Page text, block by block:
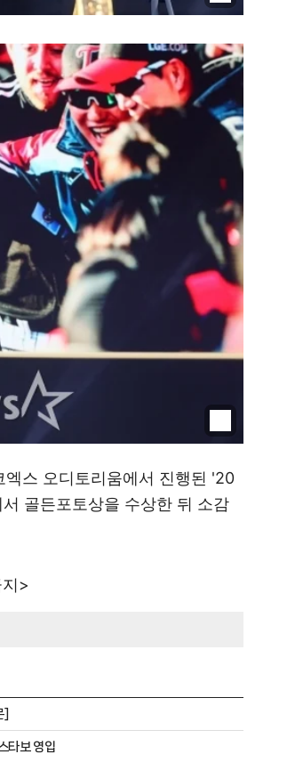
엑스 오디토리움에서 진행된 '20
골든포토상을 수상한 뒤 소감
>
]
타보 영입